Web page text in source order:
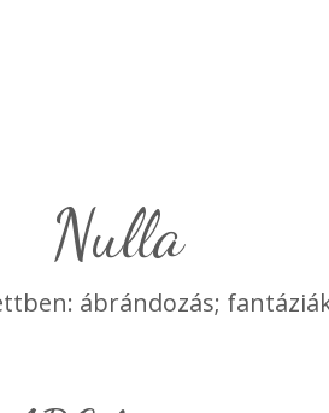
nulla
ábrándozás;